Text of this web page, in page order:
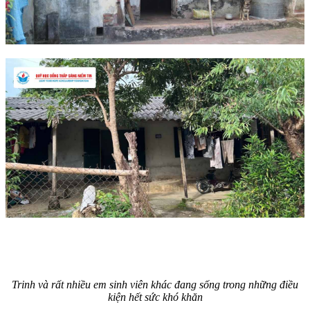
Trinh và rất nhiều em sinh viên khác đang sống trong những điều
kiện hết sức khó khăn